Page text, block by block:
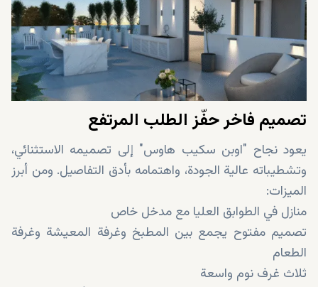
تصميم فاخر حفّز الطلب المرتفع
يعود نجاح "اوبن سكيب هاوس" إلى تصميمه الاستثنائي،
وتشطيباته عالية الجودة، واهتمامه بأدق التفاصيل. ومن أبرز
الميزات:
منازل في الطوابق العليا مع مدخل خاص
تصميم مفتوح يجمع بين المطبخ وغرفة المعيشة وغرفة
الطعام
ثلاث غرف نوم واسعة